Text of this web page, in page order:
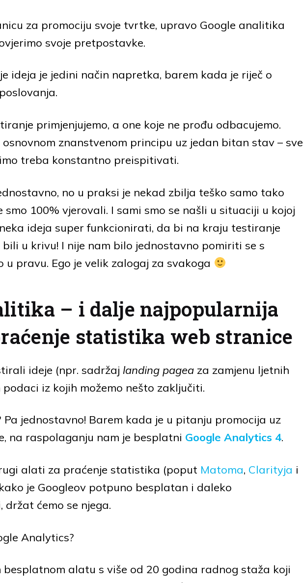
za promociju svoje tvrtke, upravo Google analitika
svoje pretpostavke.
ideja je jedini način napretka, barem kada je riječ o
primjenjujemo, a one koje ne prođu odbacujemo.
znanstvenom principu uz jedan bitan stav – sve
treba konstantno preispitivati.
no u praksi je nekad zbilja teško samo tako
100% vjerovali. I sami smo se našli u situaciji u kojoj
ideja super funkcionirati, da bi na kraju testiranje
u krivu! I nije nam bilo jednostavno pomiriti se s
u pravu. Ego je velik zalogaj za svakoga
– i dalje najpopularnija
statistika web stranice
ideje (npr. sadržaj landing pagea za zamjenu ljetnih
iz kojih možemo nešto zaključiti.
jednostavno! Barem kada je u pitanju promocija uz
na raspolaganju nam je besplatni Google Analytics 4.
alati za praćenje statistika (poput Matoma, Clarityja i
je Googleov potpuno besplatan i daleko
ćemo se njega.
Analytics?
besplatnom alatu s više od 20 godina radnog staža koji